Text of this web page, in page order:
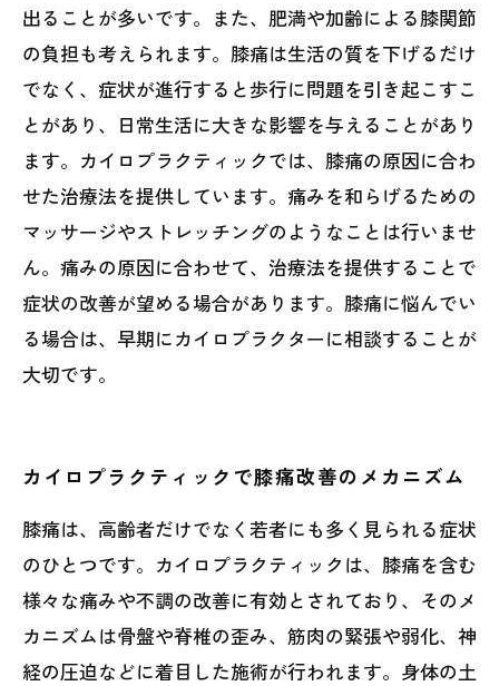
出ることが多いです。また、肥満や加齢による膝関節
の負担も考えられます。膝痛は生活の質を下げるだけ
でなく、症状が進行すると歩行に問題を引き起こすこ
とがあり、日常生活に大きな影響を与えることがあり
ます。カイロプラクティックでは、膝痛の原因に合わ
せた治療法を提供しています。痛みを和らげるための
マッサージやストレッチングのようなことは行いませ
ん。痛みの原因に合わせて、治療法を提供することで
症状の改善が望める場合があります。膝痛に悩んでい
る場合は、早期にカイロプラクターに相談することが
大切です。
カイロプラクティックで膝痛改善のメカニズム
膝痛は、高齢者だけでなく若者にも多く見られる症状
のひとつです。カイロプラクティックは、膝痛を含む
様々な痛みや不調の改善に有効とされており、そのメ
カニズムは骨盤や脊椎の歪み、筋肉の緊張や弱化、神
経の圧迫などに着目した施術が行われます。身体の土